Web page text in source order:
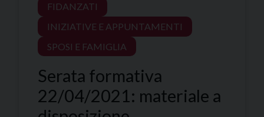
FIDANZATI
INIZIATIVE E APPUNTAMENTI
SPOSI E FAMIGLIA
Serata formativa
22/04/2021: materiale a